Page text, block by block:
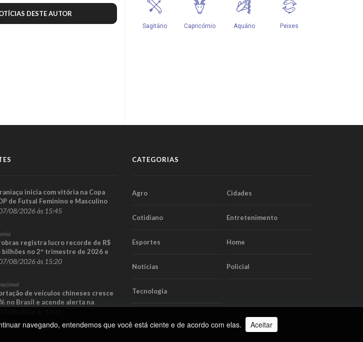
DESTE AUTOR
inicia com vitória na Copa
de Futsal Feminino e Masculino
08/2026 às 15:45
registra lucro recorde de R$
bilhões no 2º trimestre de 2026 e
tese de defasagem nos
08/2026 às 15:20
de veículos chineses cresce
no Brasil e acende alerta na
CATEGORIAS
Agro Cidades
Cotidiano Entretenimento
Esportes Home
Notícias Policial
Tecnologia
navegando, entendemos que você está ciente e de acordo com elas. Aceitar